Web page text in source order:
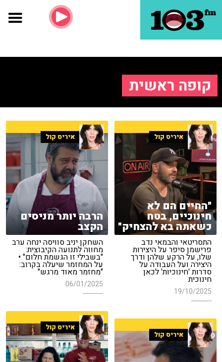
קופה ראשית
איריס קול
"החיים הם לא
חינוכיים, בטח
כשאתה בא להצחיק"
התסריטאי והבמאי נדב
פרישמן סיפר על היצירות
שלו, על הרקע שלהן ודרך
היצירה ועל העבודה על
סדרות 'חינוכיות' לכאן
חינוכית
19/10/2025
איריס קול
הרבה יותר מניסים
הקצב
השחקן יניב סוויסה ינחה ערב
מחווה לתנועה הקיבוצית:
"בשבילי זו הגשמת חלום" •
על המחזמר שיעלה בקרוב:
"מחזמר מאוד מרגש"
06/01/2025
איריס קול
איריס קול